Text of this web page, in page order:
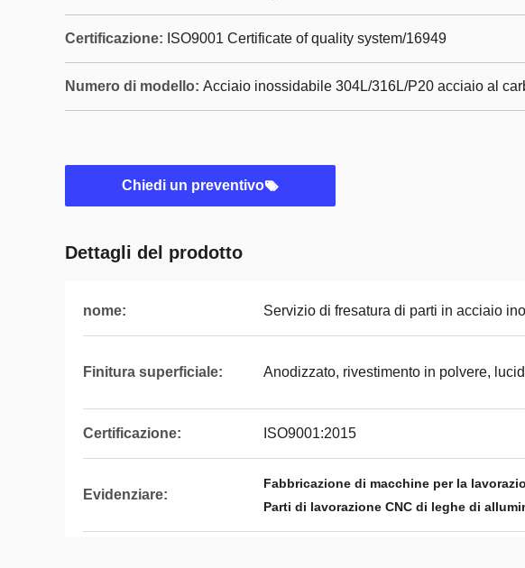
Certificazione: ISO9001 Certificate of quality system/16949
Numero di modello: Acciaio inossidabile 304L/316L/P20 acciaio al
Chiedi un preventivo
Dettagli del prodotto
nome: Servizio di fresatura di parti in acciaio
Finitura superficiale: Anodizzato, rivestimento in polvere,
Certificazione: ISO9001:2015
Evidenziare:
Fabbricazione di macchine per la
Parti di lavorazione CNC di leghe di